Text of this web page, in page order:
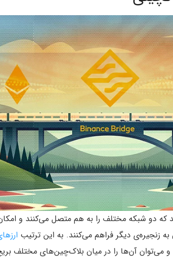
که دو شبکه مختلف را به هم متصل می‌کنند و امکان
زنجیره‌ی دیگر فراهم می‌کنند. به این ترتیب
آن‌ها را در میان بلاک‌چین‌های مختلف بریج